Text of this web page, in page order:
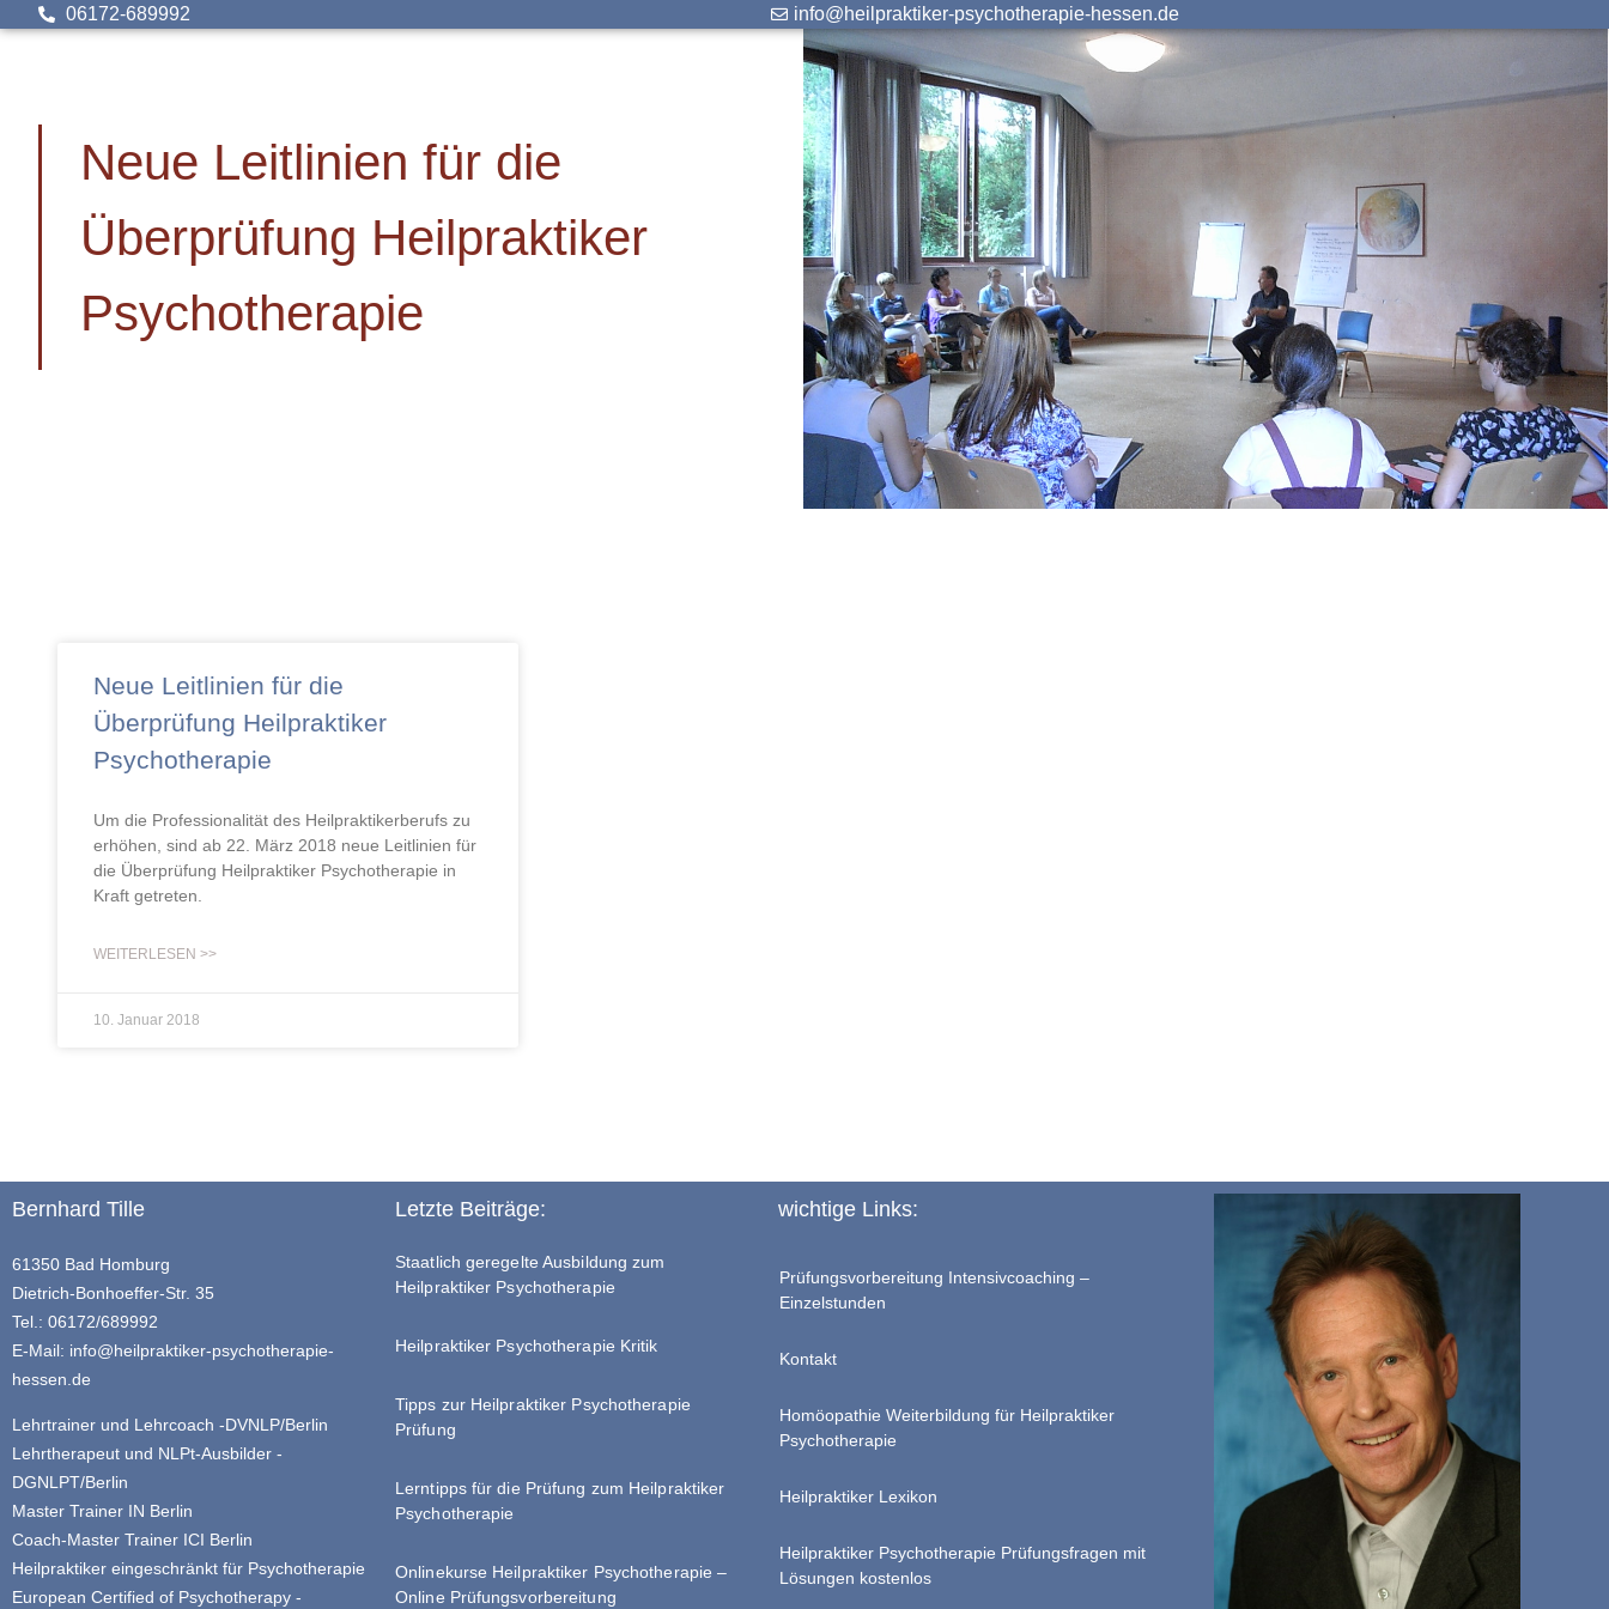
06172-689992 info@heilpraktiker-psychotherapie-hessen.de
Neue Leitlinien für die
Überprüfung Heilpraktiker
Psychotherapie
Neue Leitlinien für die
Überprüfung Heilpraktiker
Psychotherapie
Um die Professionalität des Heilpraktikerberufs zu
erhöhen, sind ab 22. März 2018 neue Leitlinien für
die Überprüfung Heilpraktiker Psychotherapie in
Kraft getreten.
WEITERLESEN >>
10. Januar 2018
Bernhard Tille
61350 Bad Homburg
Dietrich-Bonhoeffer-Str. 35
Tel.: 06172/689992
E-Mail: info@heilpraktiker-psychotherapie-
hessen.de
Lehrtrainer und Lehrcoach -DVNLP/Berlin
Lehrtherapeut und NLPt-Ausbilder -
DGNLPT/Berlin
Master Trainer IN Berlin
Coach-Master Trainer ICI Berlin
Heilpraktiker eingeschränkt für Psychotherapie
European Certified of Psychotherapy -
Letzte Beiträge:
Staatlich geregelte Ausbildung zum
Heilpraktiker Psychotherapie
Heilpraktiker Psychotherapie Kritik
Tipps zur Heilpraktiker Psychotherapie
Prüfung
Lerntipps für die Prüfung zum Heilpraktiker
Psychotherapie
Onlinekurse Heilpraktiker Psychotherapie –
Online Prüfungsvorbereitung
wichtige Links:
Prüfungsvorbereitung Intensivcoaching –
Einzelstunden
Kontakt
Homöopathie Weiterbildung für Heilpraktiker
Psychotherapie
Heilpraktiker Lexikon
Heilpraktiker Psychotherapie Prüfungsfragen mit
Lösungen kostenlos